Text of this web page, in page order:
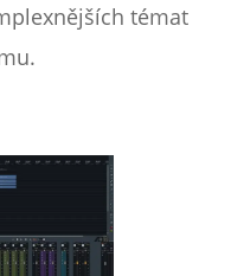
témat